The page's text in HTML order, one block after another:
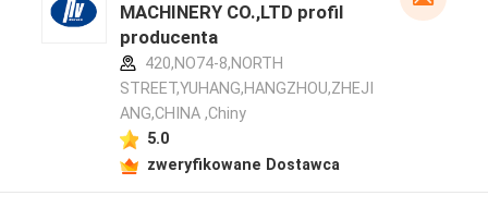
MACHINERY CO.,LTD profil
producenta
420,NO74-8,NORTH
STREET,YUHANG,HANGZHOU,ZHEJI
ANG,CHINA ,Chiny
5.0
zweryfikowane Dostawca